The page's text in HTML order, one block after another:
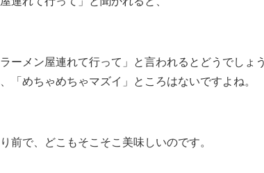
ーメン屋連れて行って」と言われるとどうでしょ
「めちゃめちゃマズイ」ところはないですよね。
前で、どこもそこそこ美味しいのです。